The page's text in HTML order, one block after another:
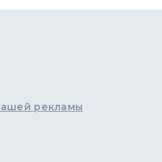
рекламы